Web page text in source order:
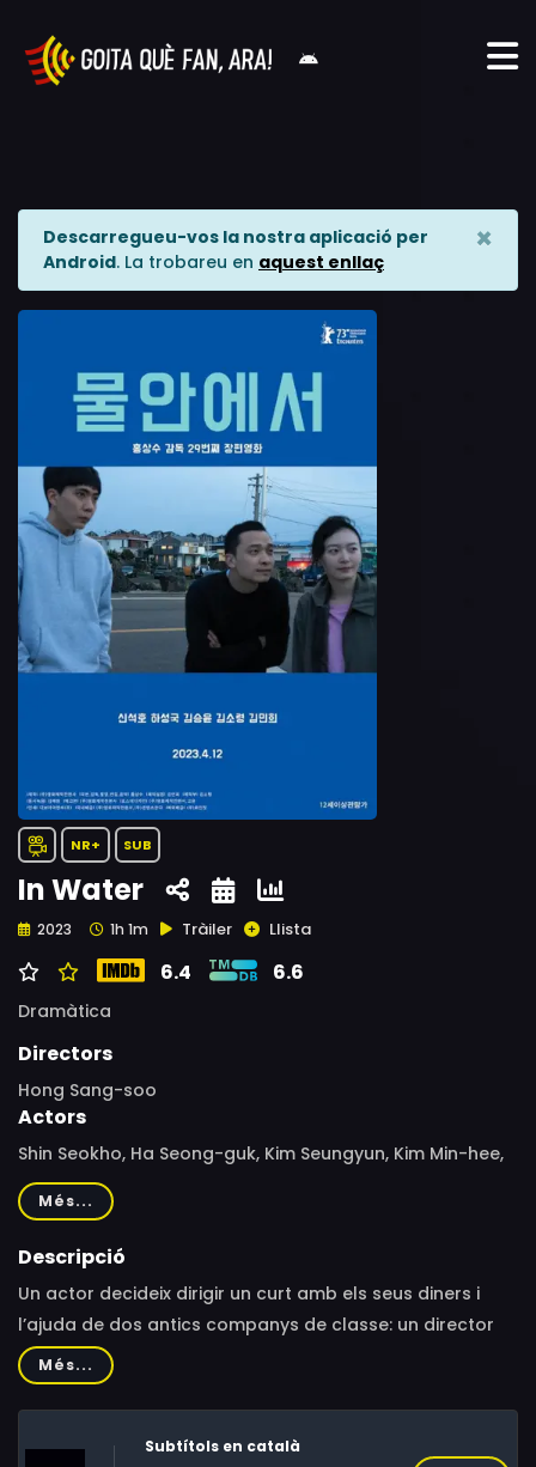
Descarregueu-vos la nostra aplicació per
Android. La trobareu en aquest enllaç
×
NR+ SUB
In Water
2023 1h 1m Tràiler Llista
6.4 6.6
Dramàtica
Directors
Hong Sang-soo
Actors
Shin Seokho, Ha Seong-guk, Kim Seungyun, Kim Min-hee,
Kim So-ryeong, Shin Seok-ho, Kim Seung-yun
Més...
Descripció
Un actor decideix dirigir un curt amb els seus diners i
l’ajuda de dos antics companys de classe: un director
de fotografia amateur i una actriu. Tots tres viatjaran a
una illa i deambularan durant dies sense saber ben bé
què rodar.
Més...
Subtítols en català